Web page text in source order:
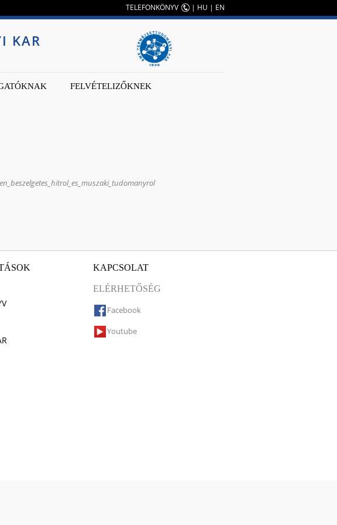
TELEFONKÖNYV | HU | EN
KAR
FELVÉTELIZŐKNEK
KAPCSOLAT
ELÉRHETŐSÉG
Facebook
Youtube